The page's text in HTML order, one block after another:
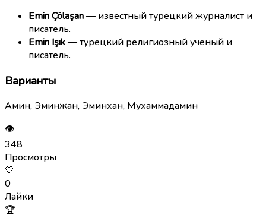
Emin Çölaşan— известный турецкий журналист и
писатель.
Emin Işık— турецкий религиозный ученый и
писатель.
Варианты
Амин, Эминжан, Эминхан, Мухаммадамин
👁
348
Просмотры
🤍
0
Лайки
🏆